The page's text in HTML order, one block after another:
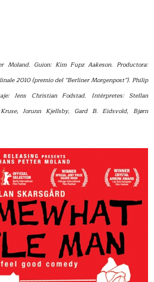
Moland. Guion: Kim Fupz Aakeson. Productora:
2010 (premio del “Berliner Morgenpost”). Philip
Jens Christian Fodstad. Intérpretes: Stellan
Jorunn Kjellsby, Gard B. Eidsvold, Bjørn